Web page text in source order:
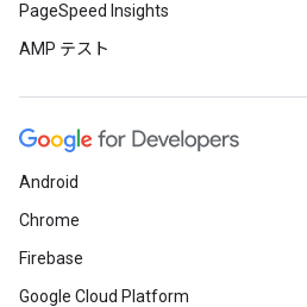
PageSpeed Insights
AMP テスト
Android
Chrome
Firebase
Google Cloud Platform